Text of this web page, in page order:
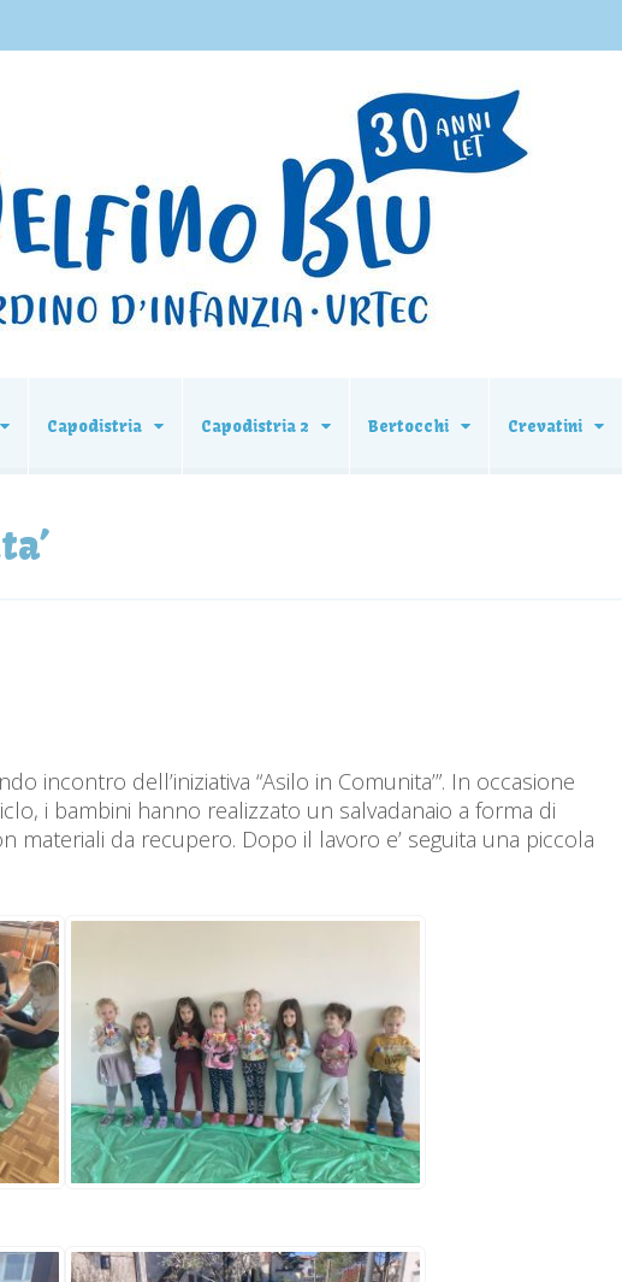
Capodistria Capodistria 2 Bertocchi Crevatini
incontro dell’iniziativa “Asilo in Comunita’”. In occasione
i bambini hanno realizzato un salvadanaio a forma di
materiali da recupero. Dopo il lavoro e’ seguita una piccola